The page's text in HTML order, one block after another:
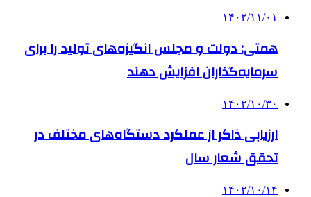
۱۴۰۲/۱۱/۰۱
همتی: دولت و مجلس انگیزه‌های تولید را برای
سرمایه‌گذاران افزایش دهند
۱۴۰۲/۱۰/۳۰
ارزیابی ذاکر از عملکرد دستگاه‌های مختلف در
تحقق شعار سال
۱۴۰۲/۱۰/۱۴